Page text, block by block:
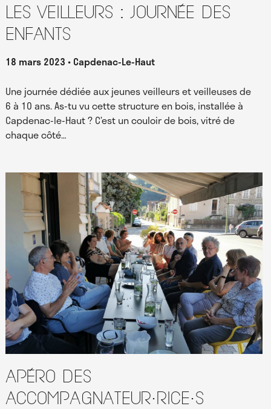
Les Veilleurs : journée des
enfants
18 mars 2023 Capdenac-Le-Haut
Une journée dédiée aux jeunes veilleurs et veilleuses de
6 à 10 ans. As-tu vu cette structure en bois, installée à
Capdenac-le-Haut ? C’est un couloir de bois, vitré de
chaque côté…
Apéro des
accompagnateur·rice·s